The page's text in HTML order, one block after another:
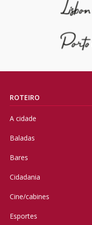
ROTEIRO
A cidade
Baladas
Bares
Cidadania
Cine/cabines
Esportes